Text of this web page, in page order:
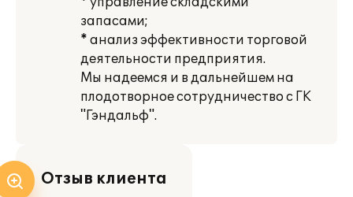
запасами;
* анализ эффективности торговой
деятельности предприятия.
Мы надеемся и в дальнейшем на
плодотворное сотрудничество с ГК
"Гэндальф".
Отзыв клиента